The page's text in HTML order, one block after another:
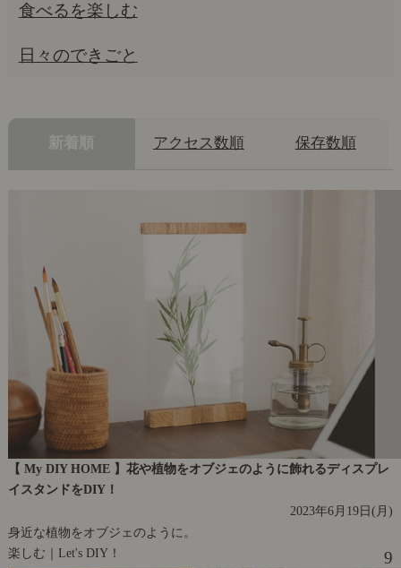
食べるを楽しむ
日々のできごと
新着順 アクセス数順 保存数順
【 My DIY HOME 】花や植物をオブジェのように飾れるディスプレ
イスタンドをDIY！
2023年6月19日(月)
身近な植物をオブジェのように。
楽しむ｜Let's DIY！
9